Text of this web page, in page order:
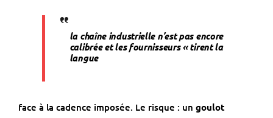
la chaîne industrielle n’est pas encore
calibrée et les fournisseurs « tirent la
langue
face à la cadence imposée. Le risque : un goulot